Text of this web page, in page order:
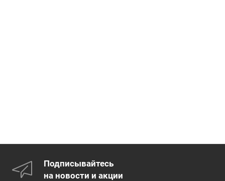
Подписывайтесь
на новости и акции